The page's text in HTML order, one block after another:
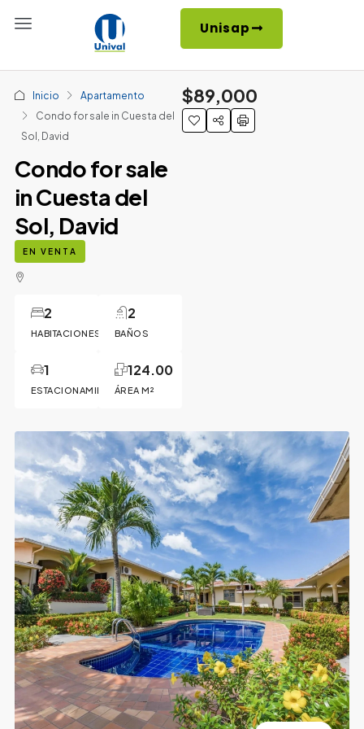
Unisap
Inicio
Apartamento
Condo for sale in Cuesta del
Sol, David
Condo for sale
in Cuesta del
Sol, David
EN VENTA
HABITACIONES
2
BAÑOS
2
ESTACIONAMIENTO
1
ÁREA M²
124.00
$89,000